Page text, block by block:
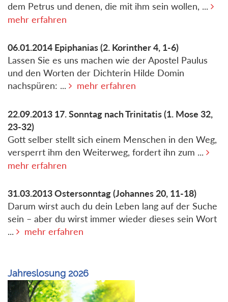
dem Petrus und denen, die mit ihm sein wollen, ...
mehr erfahren
06.01.2014 Epiphanias(2. Korinther 4, 1-6)
Lassen Sie es uns machen wie der Apostel Paulus
und den Worten der Dichterin Hilde Domin
nachspüren: ...
mehr erfahren
22.09.2013 17. Sonntag nach Trinitatis(1. Mose 32,
23-32)
Gott selber stellt sich einem Menschen in den Weg,
versperrt ihm den Weiterweg, fordert ihn zum ...
mehr erfahren
31.03.2013Ostersonntag(Johannes 20, 11-18)
Darum wirst auch du dein Leben lang auf der Suche
sein – aber du wirst immer wieder dieses sein Wort
...
mehr erfahren
Jahreslosung 2026